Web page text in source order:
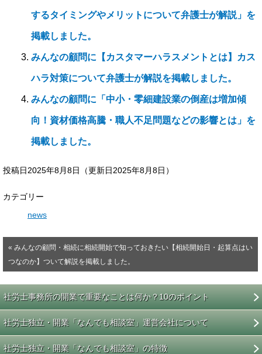
するタイミングやメリットについて弁護士が解説」を
掲載しました。
みんなの顧問に【カスタマーハラスメントとは】カス
ハラ対策について弁護士が解説を掲載しました。
みんなの顧問に「中小・零細建設業の倒産は増加傾
向！資材価格高騰・職人不足問題などの影響とは」を
掲載しました。
投稿日2025年8月8日 （更新日2025年8月8日）
カテゴリー
news
« みんなの顧問・相続に相続開始で知っておきたい【相続開始日・起算点はい
つなのか】ついて解説を掲載しました。
社労士事務所の開業で重要なことは何か？10のポイント
社労士独立・開業「なんでも相談室」運営会社について
社労士独立・開業「なんでも相談室」の特徴